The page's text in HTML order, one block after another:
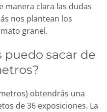
manera clara las dudas
nos plantean los
granel.
puedo sacar de
obtendrás una
de 36 exposiciones. La